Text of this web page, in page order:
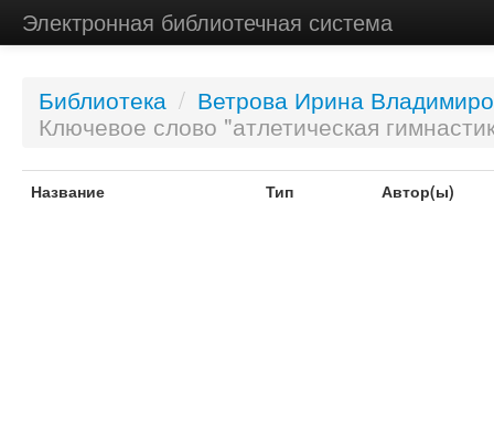
Электронная библиотечная система
Библиотека / Ветрова Ирина
Ключевое слово "атлетическая
Название Тип Автор(ы)